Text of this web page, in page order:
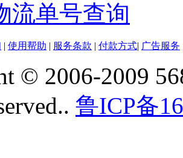
流单号查询
| 使用帮助 | 服务条款 | 付款方式| 广告服务
© 2006-2009
鲁ICP备